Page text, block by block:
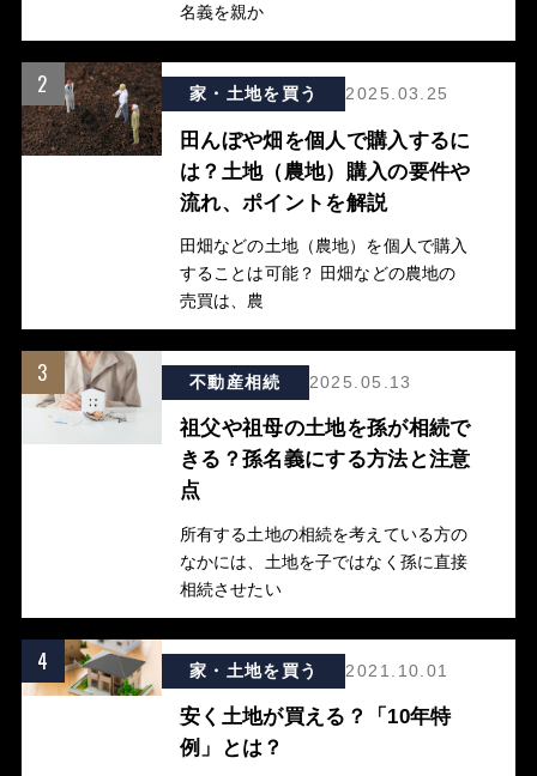
名義を親か
2 家・土地を買う 2025.03.25
田んぼや畑を個人で購入するに
は？土地（農地）購入の要件や
流れ、ポイントを解説
田畑などの土地（農地）を個人で購入
することは可能？ 田畑などの農地の
売買は、農
3 不動産相続 2025.05.13
祖父や祖母の土地を孫が相続で
きる？孫名義にする方法と注意
点
所有する土地の相続を考えている方の
なかには、土地を子ではなく孫に直接
相続させたい
4 家・土地を買う 2021.10.01
安く土地が買える？「10年特
例」とは？